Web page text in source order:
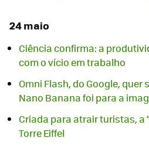
24 maio
Ciência confirma: a
com o vício em trabalho
Omni Flash, do Google, quer
Nano Banana foi para a
Criada para atrair turistas, a
Torre Eiffel